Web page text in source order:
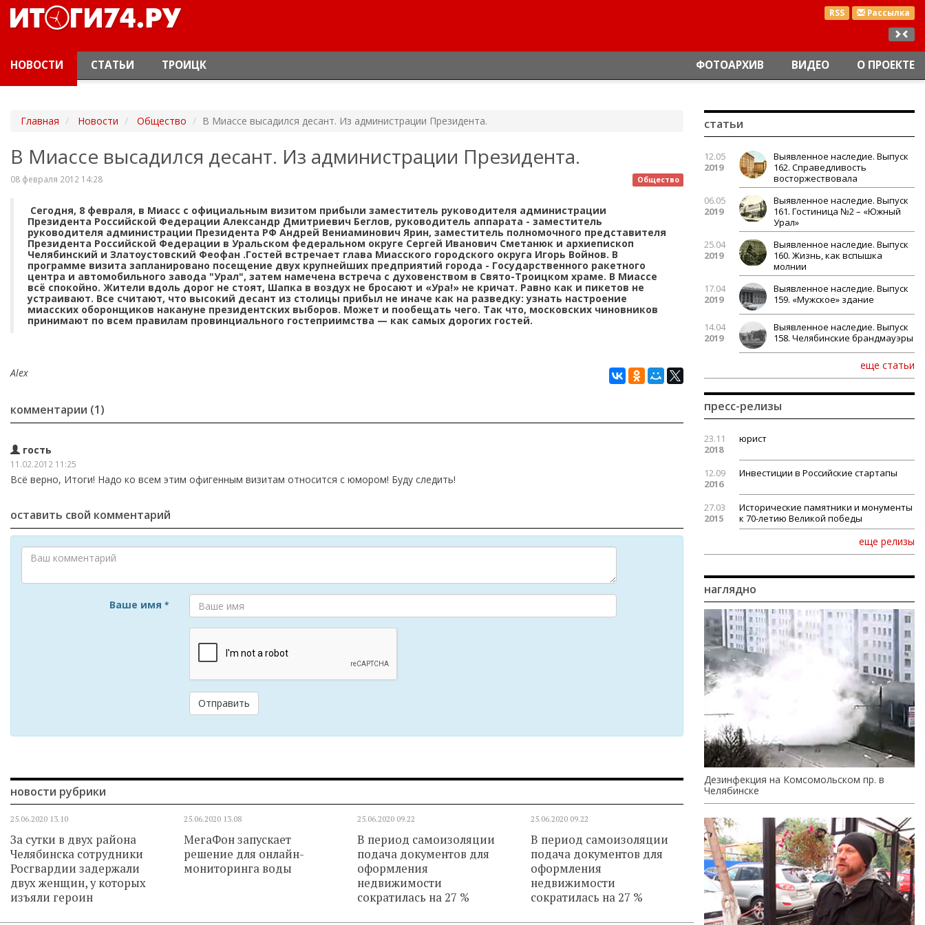
RSS Рассылка
НОВОСТИ СТАТЬИ ТРОИЦК ФОТОАРХИВ ВИДЕО О ПРОЕКТЕ
Главная Новости Общество В Миассе высадился десант. Из администрации Президента.
В Миассе высадился десант. Из администрации Президента.
Общество
08 февраля 2012 14:28
Сегодня, 8 февраля, в Миасс с официальным визитом прибыли заместитель руководителя администрации
Президента Российской Федерации Александр Дмитриевич Беглов, руководитель аппарата - заместитель
руководителя администрации Президента РФ Андрей Вениаминович Ярин, заместитель полномочного представителя
Президента Российской Федерации в Уральском федеральном округе Сергей Иванович Сметанюк и архиепископ
Челябинский и Златоустовский Феофан .Гостей встречает глава Миасского городского округа Игорь Войнов. В
программе визита запланировано посещение двух крупнейших предприятий города - Государственного ракетного
центра и автомобильного завода "Урал", затем намечена встреча с духовенством в Свято-Троицком храме. В Миассе
всё спокойно. Жители вдоль дорог не стоят, Шапка в воздух не бросают и «Ура!» не кричат. Равно как и пикетов не
устраивают. Все считают, что высокий десант из столицы прибыл не иначе как на разведку: узнать настроение
миасских оборонщиков накануне президентских выборов. Может и пообещать чего. Так что, московских чиновников
принимают по всем правилам провинциального гостеприимства — как самых дорогих гостей.
Alex
комментарии (1)
гость
11.02.2012 11:25
Всё верно, Итоги! Надо ко всем этим офигенным визитам относится с юмором! Буду следить!
оставить свой комментарий
Ваше имя *
Отправить
новости рубрики
25.06.2020 13.10
За сутки в двух района
Челябинска сотрудники
Росгвардии задержали
двух женщин, у которых
изъяли героин
25.06.2020 13.08
МегаФон запускает
решение для онлайн-
мониторинга воды
25.06.2020 09.22
В период самоизоляции
подача документов для
оформления
недвижимости
сократилась на 27 %
25.06.2020 09.22
В период самоизоляции
подача документов для
оформления
недвижимости
сократилась на 27 %
статьи
12.05
2019
Выявленное наследие. Выпуск
162. Справедливость
восторжествовала
06.05
2019
Выявленное наследие. Выпуск
161. Гостиница №2 – «Южный
Урал»
25.04
2019
Выявленное наследие. Выпуск
160. Жизнь, как вспышка
молнии
17.04
2019
Выявленное наследие. Выпуск
159. «Мужское» здание
14.04
2019
Выявленное наследие. Выпуск
158. Челябинские брандмауэры
еще статьи
пресс-релизы
23.11
2018
юрист
12.09
2016
Инвестиции в Российские стартапы
27.03
2015
Исторические памятники и монументы
к 70-летию Великой победы
еще релизы
наглядно
Дезинфекция на Комсомольском пр. в
Челябинске